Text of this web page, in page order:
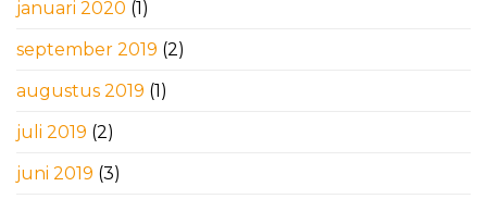
januari 2020 (1)
september 2019 (2)
augustus 2019 (1)
juli 2019 (2)
juni 2019 (3)